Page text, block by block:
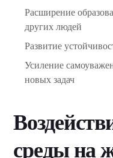
Расширение
других людей
Развитие
Усиление
новых задач
среды на